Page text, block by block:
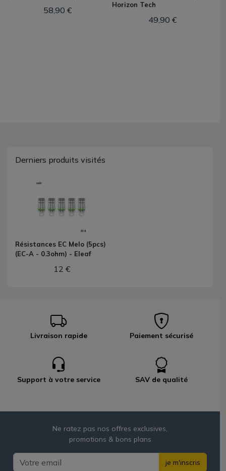
58,90 €
Horizon Tech
49,90 €
Derniers produits visités
Résistances EC Melo (5pcs)
(EC-A - 0.3ohm) - Eleaf
12 €
Livraison rapide Paiement sécurisé
Support à votre service SAV de qualité
Ne ratez pas nos offres exclusives,
promotions & bons plans
je m'inscris